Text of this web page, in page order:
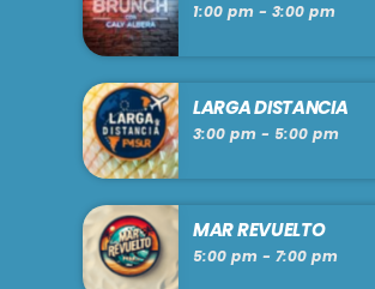
1:00 pm - 3:00 pm
LARGA DISTANCIA
3:00 pm - 5:00 pm
MAR REVUELTO
5:00 pm - 7:00 pm